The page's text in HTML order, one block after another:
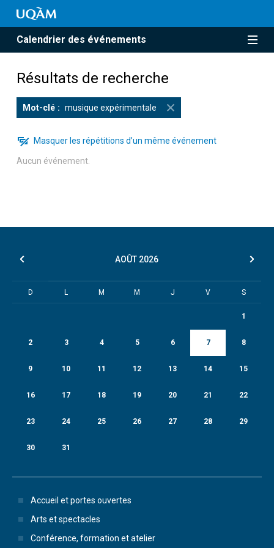
Calendrier des événements
Résultats de recherche
Mot-clé musique expérimentale
Masquer les répétitions d’un même événement
Aucun événement.
AOÛT 2026
D L M M J V S
1
2 3 4 5 6 7 8
9 10 11 12 13 14 15
16 17 18 19 20 21 22
23 24 25 26 27 28 29
30 31
Accueil et portes ouvertes
Arts et spectacles
Conférence, formation et atelier